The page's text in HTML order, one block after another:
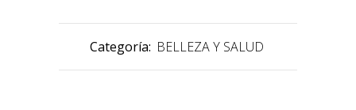
Categoría: BELLEZA Y SALUD